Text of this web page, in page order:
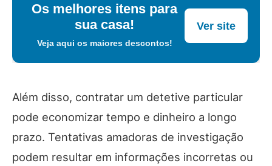
Os melhores itens para
sua casa!
Veja aqui os maiores descontos!
Ver site
Além disso, contratar um detetive particular
pode economizar tempo e dinheiro a longo
prazo. Tentativas amadoras de investigação
podem resultar em informações incorretas ou